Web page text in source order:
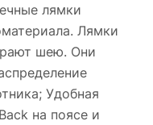
лямки
Лямки
шею. Они
Удобная
на поясе и